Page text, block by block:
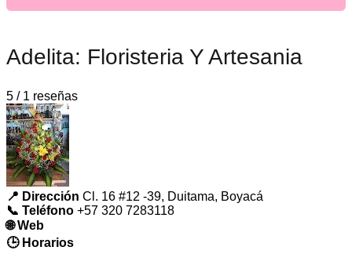
Adelita: Floristeria Y Artesania
5 / 1 reseñas
📍 Dirección Cl. 16 #12 -39, Duitama, Boyacá
📞 Teléfono +57 320 7283118
🌐 Web
🕒 Horarios